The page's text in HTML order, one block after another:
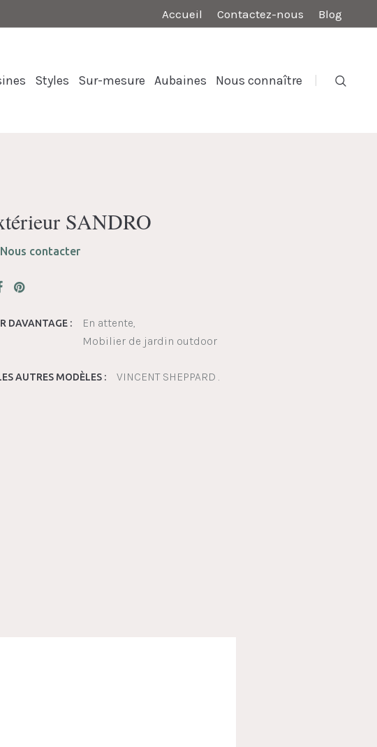
Accueil Contactez-nous Blog
Styles Sur-mesure Aubaines Nous connaître
SANDRO
Nous contacter
DAVANTAGE :
En attente
Mobilier de jardin outdoor
AUTRES MODÈLES : VINCENT SHEPPARD .